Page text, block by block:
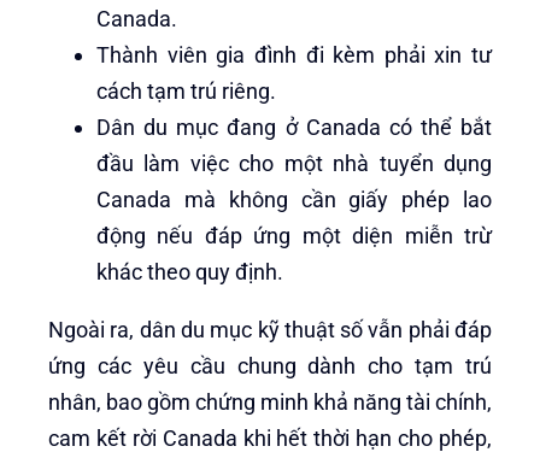
Canada.
Thành viên gia đình đi kèm phải xin tư
cách tạm trú riêng.
Dân du mục đang ở Canada có thể bắt
đầu làm việc cho một nhà tuyển dụng
Canada mà không cần giấy phép lao
động nếu đáp ứng một diện miễn trừ
khác theo quy định.
Ngoài ra, dân du mục kỹ thuật số vẫn phải đáp
ứng các yêu cầu chung dành cho tạm trú
nhân, bao gồm chứng minh khả năng tài chính,
cam kết rời Canada khi hết thời hạn cho phép,